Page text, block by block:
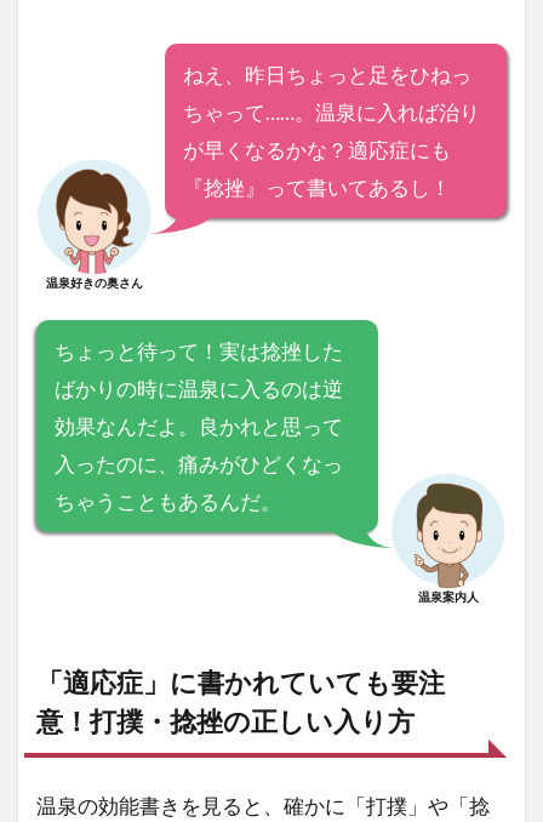
温泉好きの奥さん
ねえ、昨日ちょっと足をひねっ
ちゃって……。温泉に入れば治り
が早くなるかな？適応症にも
『捻挫』って書いてあるし！
ちょっと待って！実は捻挫した
ばかりの時に温泉に入るのは逆
効果なんだよ。良かれと思って
入ったのに、痛みがひどくなっ
ちゃうこともあるんだ。
温泉案内人
「適応症」に書かれていても要注
意！打撲・捻挫の正しい入り方
温泉の効能書きを見ると、確かに「打撲」や「捻